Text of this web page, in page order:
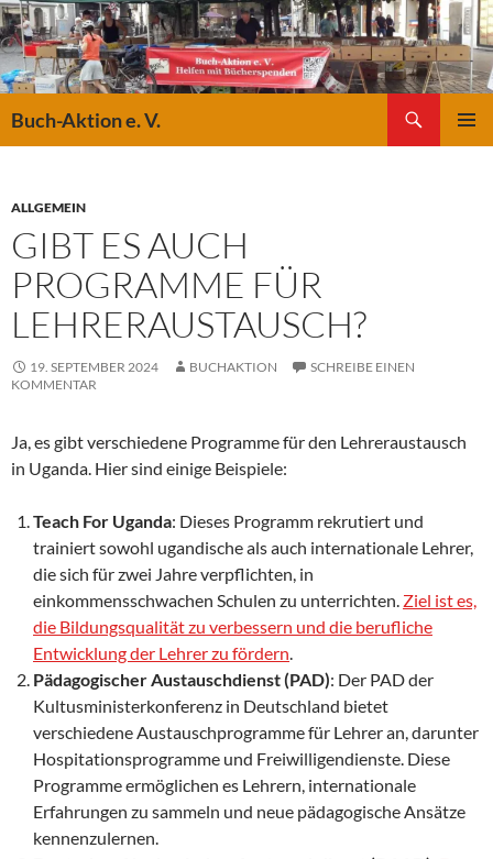
Buch-Aktion e. V.
ALLGEMEIN
GIBT ES AUCH
PROGRAMME FÜR
LEHRERAUSTAUSCH?
19. SEPTEMBER 2024 BUCHAKTION
SCHREIBE EINEN
KOMMENTAR
Ja, es gibt verschiedene Programme für den Lehreraustausch
in Uganda. Hier sind einige Beispiele:
Teach For Uganda: Dieses Programm rekrutiert und
trainiert sowohl ugandische als auch internationale Lehrer,
die sich für zwei Jahre verpflichten, in
einkommensschwachen Schulen zu unterrichten. Ziel ist es,
die Bildungsqualität zu verbessern und die berufliche
Entwicklung der Lehrer zu fördern.
Pädagogischer Austauschdienst (PAD): Der PAD der
Kultusministerkonferenz in Deutschland bietet
verschiedene Austauschprogramme für Lehrer an, darunter
Hospitationsprogramme und Freiwilligendienste. Diese
Programme ermöglichen es Lehrern, internationale
Erfahrungen zu sammeln und neue pädagogische Ansätze
kennenzulernen.